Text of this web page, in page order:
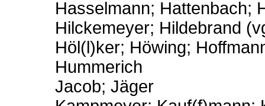
Hasselmann; Hattenbach;
Hilckemeyer; Hildebrand
Höl(l)ker; Höwing;
Hummerich
Jacob; Jäger